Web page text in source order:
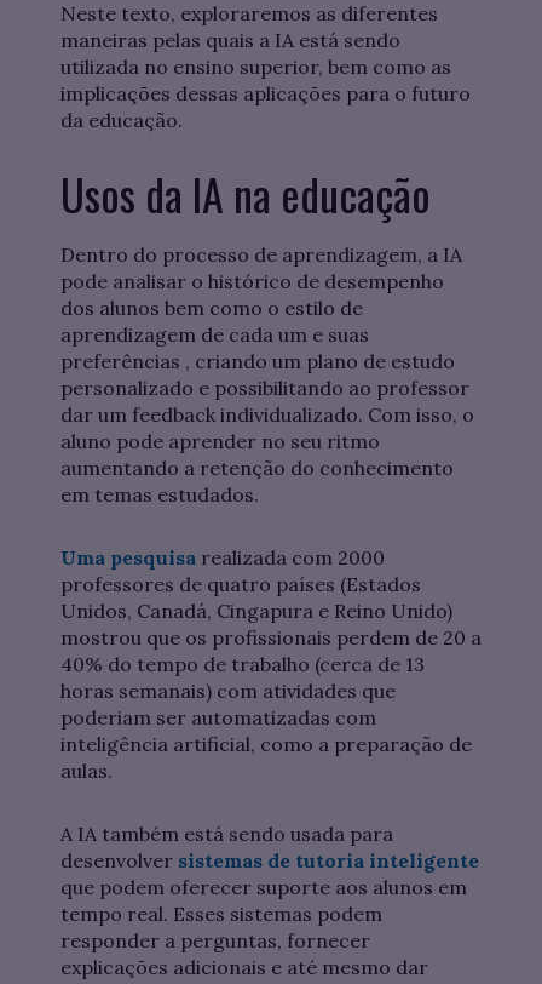
Neste texto, exploraremos as diferentes
maneiras pelas quais a IA está sendo
utilizada no ensino superior, bem como as
implicações dessas aplicações para o futuro
da educação.
Usos da IA na educação
Dentro do processo de aprendizagem, a IA
pode analisar o histórico de desempenho
dos alunos bem como o estilo de
aprendizagem de cada um e suas
preferências , criando um plano de estudo
personalizado e possibilitando ao professor
dar um feedback individualizado. Com isso, o
aluno pode aprender no seu ritmo
aumentando a retenção do conhecimento
em temas estudados.
Uma pesquisa realizada com 2000
professores de quatro países (Estados
Unidos, Canadá, Cingapura e Reino Unido)
mostrou que os profissionais perdem de 20 a
40% do tempo de trabalho (cerca de 13
horas semanais) com atividades que
poderiam ser automatizadas com
inteligência artificial, como a preparação de
aulas.
A IA também está sendo usada para
desenvolver sistemas de tutoria inteligente
que podem oferecer suporte aos alunos em
tempo real. Esses sistemas podem
responder a perguntas, fornecer
explicações adicionais e até mesmo dar